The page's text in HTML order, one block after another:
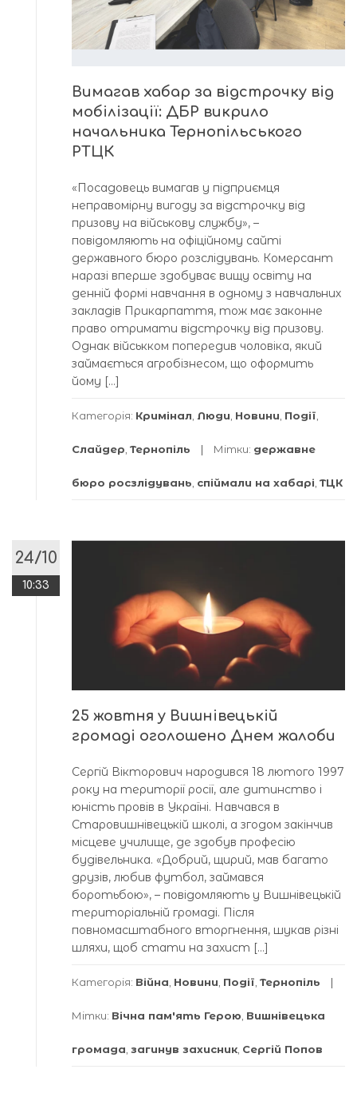
Вимагав хабар за відстрочку від
мобілізації: ДБР викрило
начальника Тернопільського
РТЦК
«Посадовець вимагав у підприємця
неправомірну вигоду за відстрочку від
призову на військову службу», –
повідомляють на офіційному сайті
державного бюро розслідувань. Комерсант
наразі вперше здобуває вищу освіту на
денній формі навчання в одному з навчальних
закладів Прикарпаття, тож має законне
право отримати відстрочку від призову.
Однак військком попередив чоловіка, який
займається агробізнесом, що оформить
йому […]
Категорія: Кримінал Люди Новини Події
Слайдер Тернопіль Мітки: державне
бюро росзлідувань спіймали на хабарі ТЦК
24/10
10:33
25 жовтня у Вишнівецькій
громаді оголошено Днем жалоби
Сергій Вікторович народився 18 лютого 1997
року на території росії, але дитинство і
юність провів в Україні. Навчався в
Старовишнівецькій школі, а згодом закінчив
місцеве училище, де здобув професію
будівельника. «Добрий, щирий, мав багато
друзів, любив футбол, займався
боротьбою», – повідомляють у Вишнівецькій
територіальній громаді. Після
повномасштабного вторгнення, шукав різні
шляхи, щоб стати на захист […]
Категорія: Війна Новини Події Тернопіль
Мітки: Вічна пам'ять Герою Вишнівецька
громада загинув захисник Сергій Попов